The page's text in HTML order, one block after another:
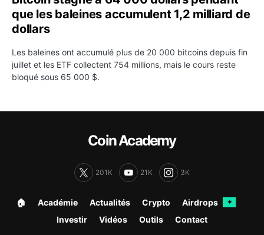
que les baleines accumulent 1,2 milliard de
dollars
Les baleines ont accumulé plus de 20 000 bitcoins depuis fin
juillet et les ETF collectent 754 millions, mais le cours reste
bloqué sous 65 000 $.
Coin Academy
201K 21K 3K
🏠︎ Académie Actualités Crypto Airdrops ✦
Investir Vidéos Outils Contact